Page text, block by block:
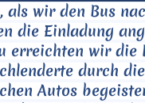
wir den Bus
die Einladung
erreichten wir die
durch
Autos